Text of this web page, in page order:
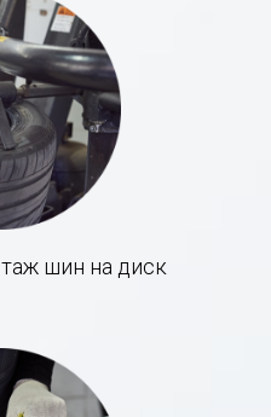
шин на диск